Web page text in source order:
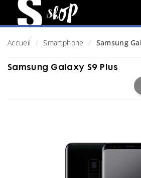
Accueil Smartphone Samsung
Samsung Galaxy S9 Plus